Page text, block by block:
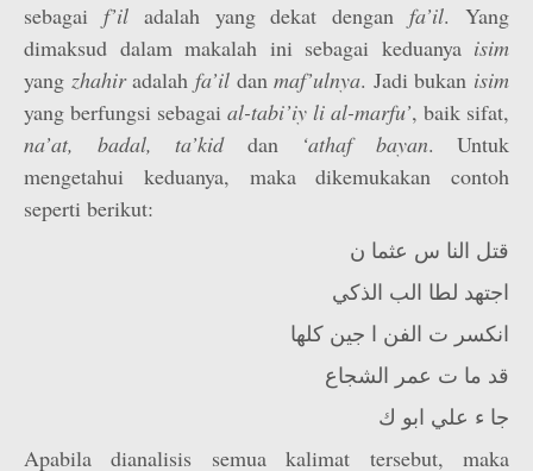
sebagai f’il adalah yang dekat denganfa’il. Yang
dimaksud dalam makalah ini sebagai keduanya isim
yang zhahiradalah fa’il danmaf’ulnya. Jadi bukan isim
yang berfungsi sebagai al-tabi’iy li al-marfu’, baik sifat,
na’at, badal, ta’kid dan ‘athaf bayan. Untuk
mengetahui keduanya, maka dikemukakan contoh
seperti berikut:
قتل النا س عثما ن
اجتهد لطا الب الذكي
انكسر ت الفن ا جين كلها
قد ما ت عمر الشجاع
جا ء علي ابو ك
Apabila dianalisis semua kalimat tersebut, maka